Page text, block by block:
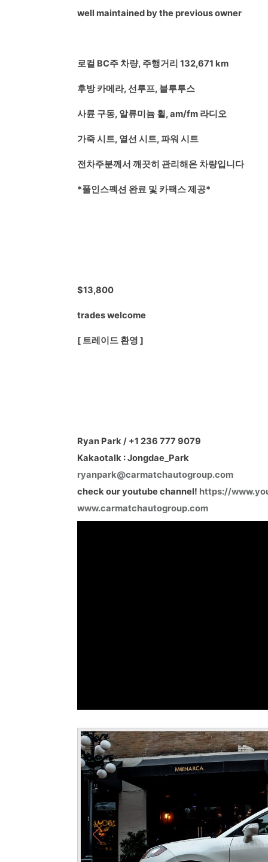
well maintained by the previous owner
로컬 BC주 차량, 주행거리 132,671 km
후방 카메라, 선루프, 블루투스
사륜 구동, 알류미늄 휠, am/fm 라디오
가죽 시트, 열선 시트, 파워 시트
전차주분께서 깨끗히 관리해온 차량입니다
*풀인스펙션 완료 및 카팩스 제공*
$13,800
trades welcome
[ 트레이드 환영 ]
Ryan Park / +1 236 777 9079
Kakaotalk : Jongdae_Park
ryanpark@carmatchautogroup.com
check our youtube channel! https://
www.carmatchautogroup.com